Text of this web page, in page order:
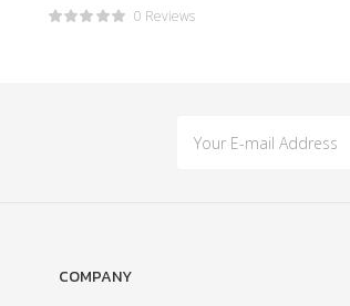
0 Reviews
COMPANY